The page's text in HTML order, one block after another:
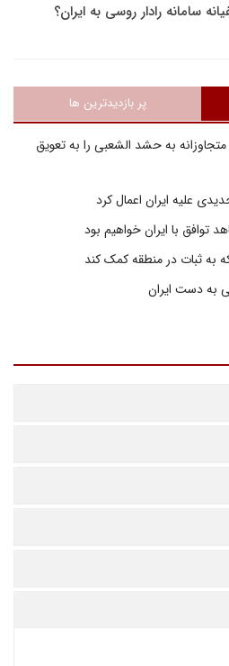
سامانه رادار روسى به ايران؟
پر بازدیدترین ها
به حشد الشعبی را به تعویق
علیه ایران اعمال کرد
با ایران خواهیم بود
به ثبات در منطقه کمک کند